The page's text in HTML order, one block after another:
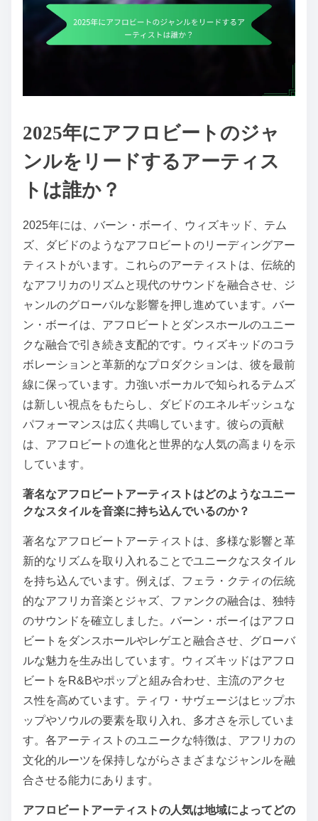
2025年にアフロビートのジャ
ンルをリードするアーティス
トは誰か？
2025年には、バーン・ボーイ、ウィズキッド、テム
ズ、ダビドのようなアフロビートのリーディングアー
ティストがいます。これらのアーティストは、伝統的
なアフリカのリズムと現代のサウンドを融合させ、ジ
ャンルのグローバルな影響を押し進めています。バー
ン・ボーイは、アフロビートとダンスホールのユニー
クな融合で引き続き支配的です。ウィズキッドのコラ
ボレーションと革新的なプロダクションは、彼を最前
線に保っています。力強いボーカルで知られるテムズ
は新しい視点をもたらし、ダビドのエネルギッシュな
パフォーマンスは広く共鳴しています。彼らの貢献
は、アフロビートの進化と世界的な人気の高まりを示
しています。
著名なアフロビートアーティストはどのようなユニー
クなスタイルを音楽に持ち込んでいるのか？
著名なアフロビートアーティストは、多様な影響と革
新的なリズムを取り入れることでユニークなスタイル
を持ち込んでいます。例えば、フェラ・クティの伝統
的なアフリカ音楽とジャズ、ファンクの融合は、独特
のサウンドを確立しました。バーン・ボーイはアフロ
ビートをダンスホールやレゲエと融合させ、グローバ
ルな魅力を生み出しています。ウィズキッドはアフロ
ビートをR&Bやポップと組み合わせ、主流のアクセ
ス性を高めています。ティワ・サヴェージはヒップホ
ップやソウルの要素を取り入れ、多才さを示していま
す。各アーティストのユニークな特徴は、アフリカの
文化的ルーツを保持しながらさまざまなジャンルを融
合させる能力にあります。
アフロビートアーティストの人気は地域によってどの